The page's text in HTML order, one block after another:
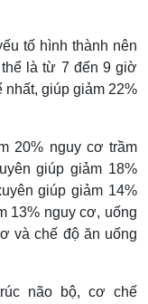
tố hình thành nên
là từ 7 đến 9 giờ
nhất, giúp giảm 22%
20% nguy cơ trầm
giúp giảm 18%
giúp giảm 14%
13% nguy cơ, uống
và chế độ ăn uống
não bộ, cơ chế